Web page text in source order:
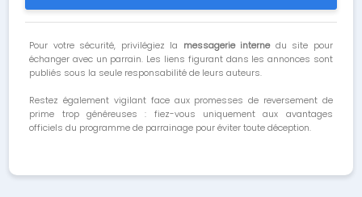
Pour votre sécurité, privilégiez la messagerie internedu site pour
échanger avec un parrain. Les liens figurant dans les annonces sont
publiés sous la seule responsabilité de leurs auteurs.
Restez également vigilant face aux promesses de reversement de
prime trop généreuses : fiez-vous uniquement aux avantages
officiels du programme de parrainage pour éviter toute déception.